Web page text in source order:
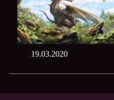
19.03.2020